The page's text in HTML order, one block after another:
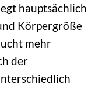
hauptsächlich
Körpergröße
mehr
der